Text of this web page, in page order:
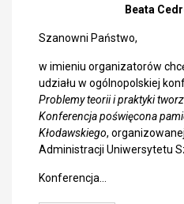
Beata
Szanowni Państwo,
w imieniu organizatorów
udziału w ogólnopolskiej
Problemy teorii i praktyki
Konferencja poświęcona
Kłodawskiego,
Administracji Uniwersytetu
Konferencja…